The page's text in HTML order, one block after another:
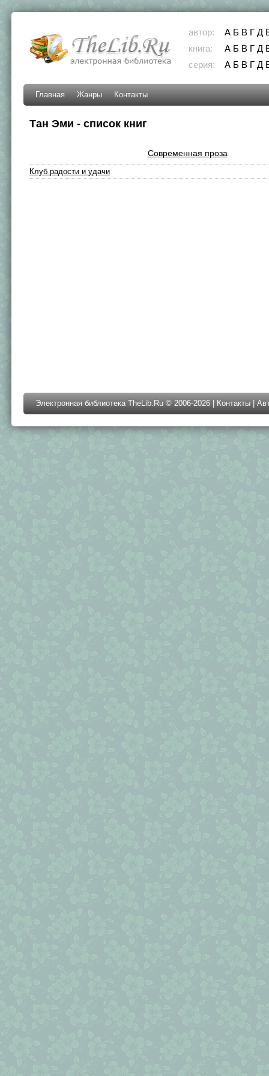
автор: А Б В Г Д
книга:
А Б В Г Д
серия:
А Б В Г Д
Главная Жанры Контакты
Тан Эми - список книг
Современная проза
Клуб радости и удачи
Электронная библиотека TheLib.Ru © 2006-2026 | Контакты |